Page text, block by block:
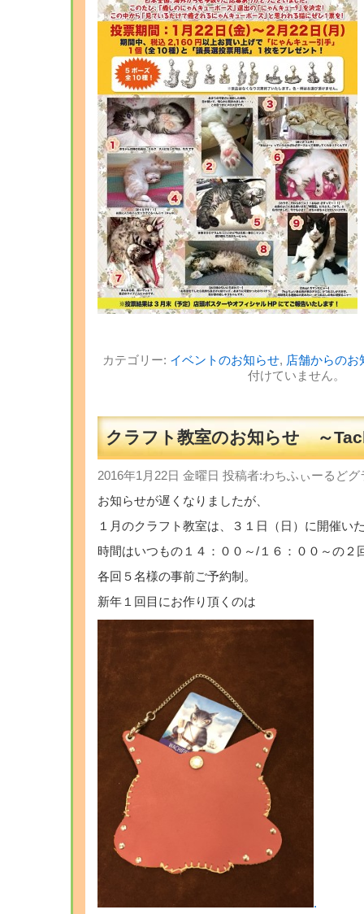
カテゴリー: イベントのお知らせ, 店舗からのお
付けていません。
クラフト教室のお知らせ ～
2016年1月22日 金曜日 投稿者:わちふぃーるど
お知らせが遅くなりましたが、
１月のクラフト教室は、３１日（日）に開催い
時間はいつもの１４：００～/１６：００～の２
各回５名様の事前ご予約制。
新年１回目にお作り頂くのは
.